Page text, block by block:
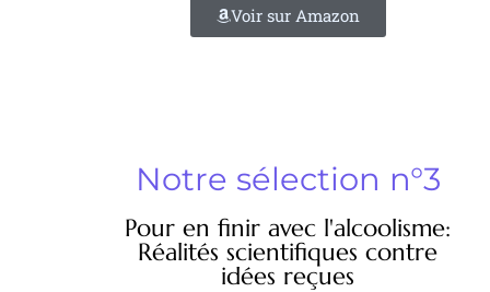
Voir sur Amazon
Notre sélection n°3
Pour en finir avec l'alcoolisme:
Réalités scientifiques contre
idées reçues